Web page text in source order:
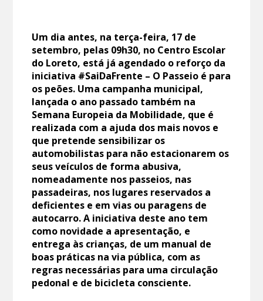
Um dia antes, na terça-feira, 17 de
setembro, pelas 09h30, no Centro Escolar
do Loreto, está já agendado o reforço da
iniciativa #SaiDaFrente – O Passeio é para
os peões. Uma campanha municipal,
lançada o ano passado também na
Semana Europeia da Mobilidade, que é
realizada com a ajuda dos mais novos e
que pretende sensibilizar os
automobilistas para não estacionarem os
seus veículos de forma abusiva,
nomeadamente nos passeios, nas
passadeiras, nos lugares reservados a
deficientes e em vias ou paragens de
autocarro. A iniciativa deste ano tem
como novidade a apresentação, e
entrega às crianças, de um manual de
boas práticas na via pública, com as
regras necessárias para uma circulação
pedonal e de bicicleta consciente.